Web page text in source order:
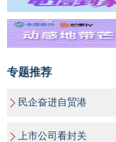
专题推荐
民企奋进自贸港
上市公司看封关